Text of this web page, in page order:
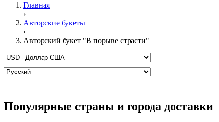
Главная
›
Авторские букеты
›
Авторский букет "В порыве страсти"
Популярные страны и города доставки